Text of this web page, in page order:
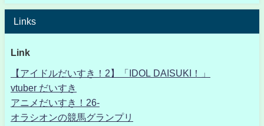
Links
Link
【アイドルだいすき！2】「IDOL DAISUKI！」
vtuber だいすき
アニメだいすき！26-
オラシオンの競馬グランプリ